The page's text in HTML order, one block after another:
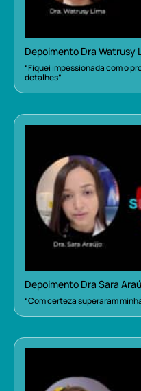
Depoimento Dra Watrusy
“Fiquei impessionada com o
detalhes”
Depoimento Dra Sara
“Com certeza superaram